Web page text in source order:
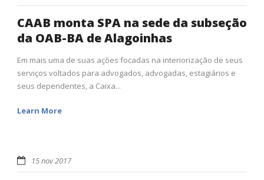
CAAB monta SPA na sede da subseção
da OAB-BA de Alagoinhas
Em mais uma de suas ações focadas na interiorização de seus
serviços voltados para advogados, advogadas, estagiários e
seus dependentes, a Caixa...
Learn More
15 nov 2017